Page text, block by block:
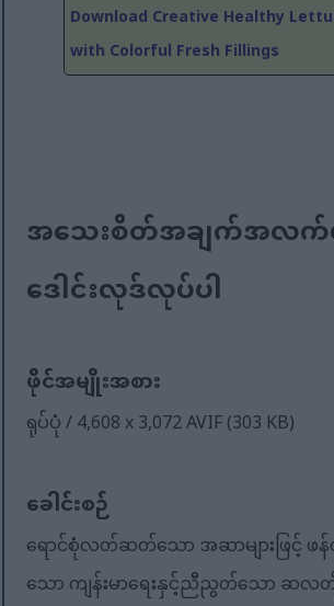
Download Creative Healthy
with Colorful Fresh Fillings
အသေးစိတ်အချက်အလက်
ဒေါင်းလုဒ်လုပ်ပါ
ဖိုင်အမျိုးအစား
ရုပ်ပုံ / 4,608 x 3,072 AVIF (303 KB)
ခေါင်းစဉ်
ရောင်စုံလတ်ဆတ်သော အဆာများဖြင့် ဖန်
သော ကျန်းမာရေးနှင့်ညီညွတ်သော ဆလ